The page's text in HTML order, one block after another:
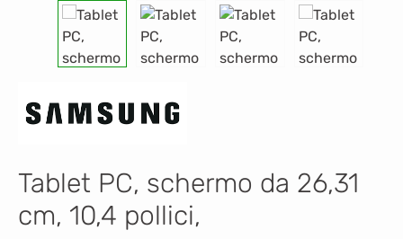
Tablet PC, schermo da 26,31
cm, 10,4 pollici,